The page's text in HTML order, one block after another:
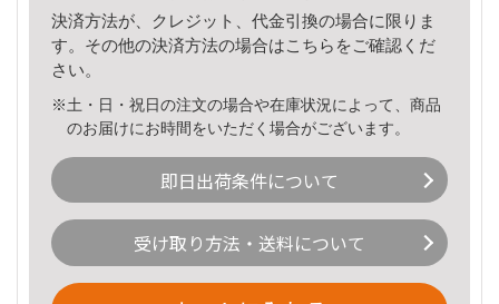
決済方法が、クレジット、代金引換の場合に限りま
す。その他の決済方法の場合はこちら をご確認くだ
さい。
※土・日・祝日の注文の場合や在庫状況によって、商品
のお届けにお時間をいただく場合がございます。
即日出荷条件について
受け取り方法・送料について